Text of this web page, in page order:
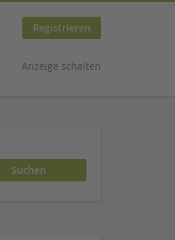
Registrieren
Anzeige schalten